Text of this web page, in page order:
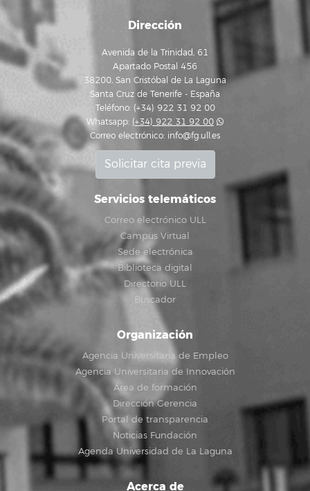
Dirección
Avenida de la Trinidad, 61
Apartado Postal 456
38200, San Cristóbal de La Laguna
Santa Cruz de Tenerife - España
Teléfono: (+34) 922 31 92 00
Whatsapp: (+34) 922 31 92 00
Correo electrónico: info@fg.ull.es
Solicitar cita previa
Servicios telemáticos
Correo electrónico ULL
Campus Virtual
Sede electrónica
Biblioteca digital
Directorio ULL
Buscador
Organización
Agencia Universitaria de Empleo
Agencia Universitaria de Innovación
Área de formación
Dirección Gerencia
Portal de transparencia
Noticias Fundación
Agenda Universidad de La Laguna
Acerca de